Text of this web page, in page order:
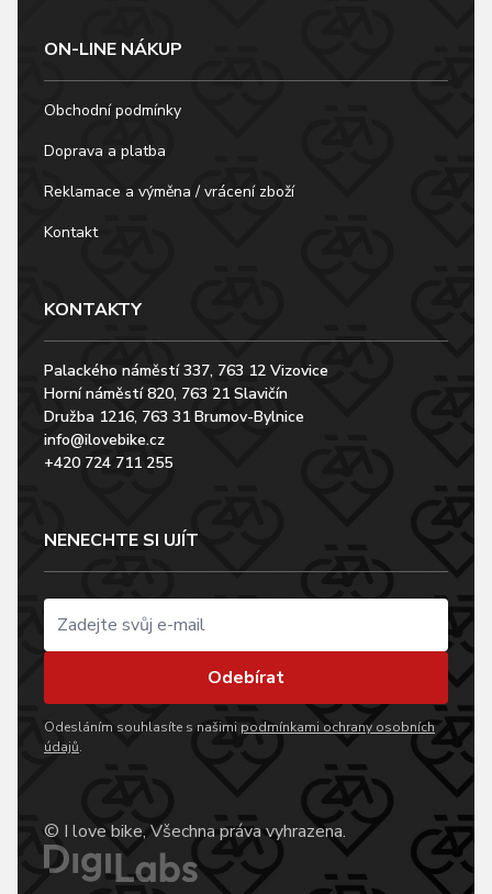
ON-LINE NÁKUP
Obchodní podmínky
Doprava a platba
Reklamace a výměna / vrácení zboží
Kontakt
KONTAKTY
Palackého náměstí 337, 763 12 Vizovice
Horní náměstí 820, 763 21 Slavičín
Družba 1216, 763 31 Brumov-Bylnice
info@ilovebike.cz
+420 724 711 255
NENECHTE SI UJÍT
Odebírat
Odesláním souhlasíte s našimi podmínkami ochrany osobních
údajů.
© I love bike, Všechna práva vyhrazena.